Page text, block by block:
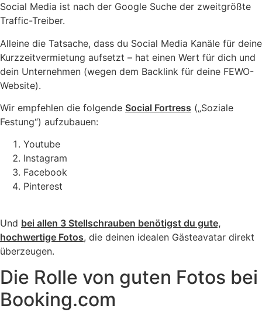
Social Media ist nach der Google Suche der zweitgrößte
Traffic-Treiber.
Alleine die Tatsache, dass du Social Media Kanäle für deine
Kurzzeitvermietung aufsetzt – hat einen Wert für dich und
dein Unternehmen (wegen dem Backlink für deine FEWO-
Website).
Wir empfehlen die folgende Social Fortress („Soziale
Festung“) aufzubauen:
Youtube
Instagram
Facebook
Pinterest
Und bei allen 3 Stellschrauben benötigst du gute,
hochwertige Fotos, die deinen idealen Gästeavatar direkt
überzeugen.
Die Rolle von guten Fotos bei
Booking.com